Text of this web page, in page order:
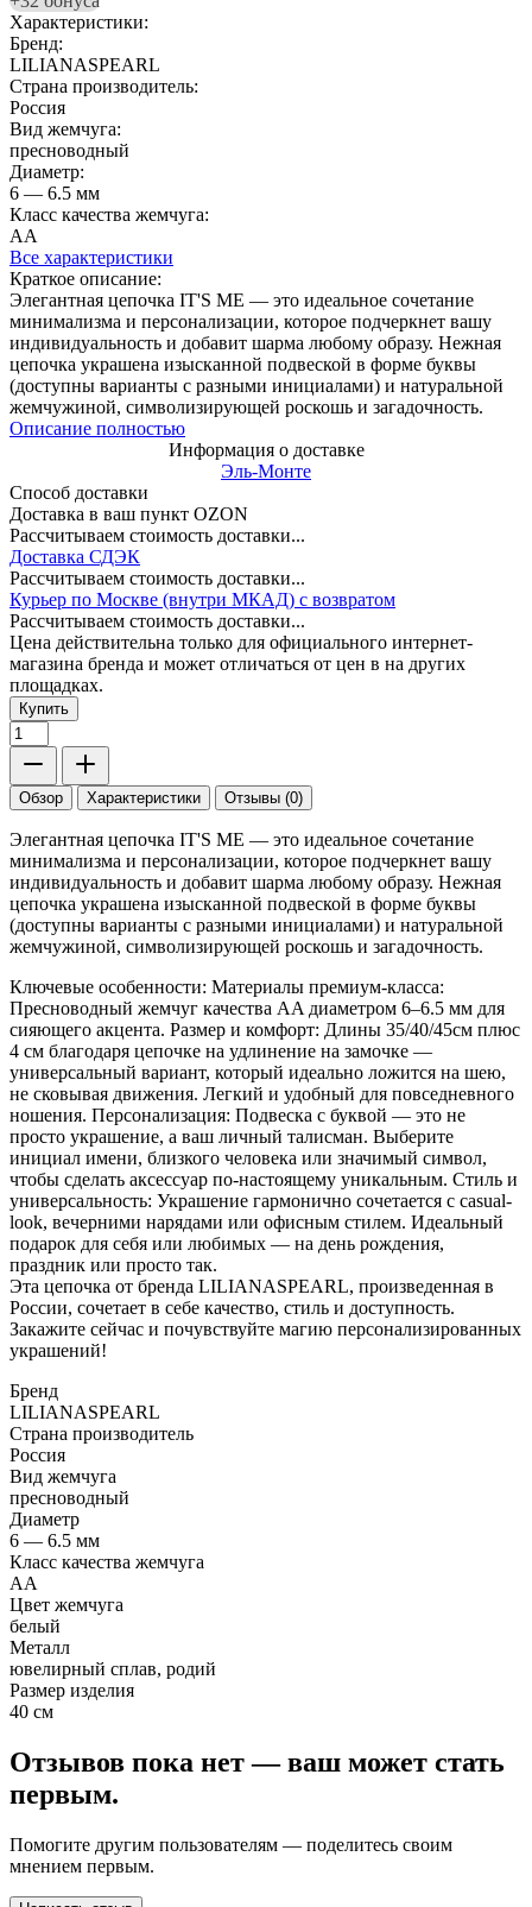
Характеристики:
Бренд:
LILIANASPEARL
Страна производитель:
Россия
Вид жемчуга:
пресноводный
Диаметр:
6 — 6.5 мм
Класс качества жемчуга:
АА
Все характеристики
Краткое описание:
Элегантная цепочка IT'S ME — это идеальное сочетание
минимализма и персонализации, которое подчеркнет вашу
индивидуальность и добавит шарма любому образу. Нежная
цепочка украшена изысканной подвеской в форме буквы
(доступны варианты с разными инициалами) и натуральной
жемчужиной, символизирующей роскошь и загадочность.
Описание полностью
Информация о доставке
Эль-Монте
Способ доставки
Доставка в ваш пункт OZON
Рассчитываем стоимость доставки...
Доставка СДЭК
Рассчитываем стоимость доставки...
Курьер по Москве (внутри МКАД) с возвратом
Рассчитываем стоимость доставки...
Цена действительна только для официального интернет-
магазина бренда и может отличаться от цен в на других
площадках.
Купить
Обзор Характеристики Отзывы (0)
Элегантная цепочка IT'S ME — это идеальное сочетание
минимализма и персонализации, которое подчеркнет вашу
индивидуальность и добавит шарма любому образу. Нежная
цепочка украшена изысканной подвеской в форме буквы
(доступны варианты с разными инициалами) и натуральной
жемчужиной, символизирующей роскошь и загадочность.
Ключевые особенности: Материалы премиум-класса:
Пресноводный жемчуг качества AA диаметром 6–6.5 мм для
сияющего акцента. Размер и комфорт: Длины 35/40/45см плюс
4 см благодаря цепочке на удлинение на замочке —
универсальный вариант, который идеально ложится на шею,
не сковывая движения. Легкий и удобный для повседневного
ношения. Персонализация: Подвеска с буквой — это не
просто украшение, а ваш личный талисман. Выберите
инициал имени, близкого человека или значимый символ,
чтобы сделать аксессуар по-настоящему уникальным. Стиль и
универсальность: Украшение гармонично сочетается с casual-
look, вечерними нарядами или офисным стилем. Идеальный
подарок для себя или любимых — на день рождения,
праздник или просто так.
Эта цепочка от бренда LILIANASPEARL, произведенная в
России, сочетает в себе качество, стиль и доступность.
Закажите сейчас и почувствуйте магию персонализированных
украшений!
Бренд
LILIANASPEARL
Страна производитель
Россия
Вид жемчуга
пресноводный
Диаметр
6 — 6.5 мм
Класс качества жемчуга
АА
Цвет жемчуга
белый
Металл
ювелирный сплав, родий
Размер изделия
40 см
Отзывов пока нет — ваш может стать
первым.
Помогите другим пользователям — поделитесь своим
мнением первым.